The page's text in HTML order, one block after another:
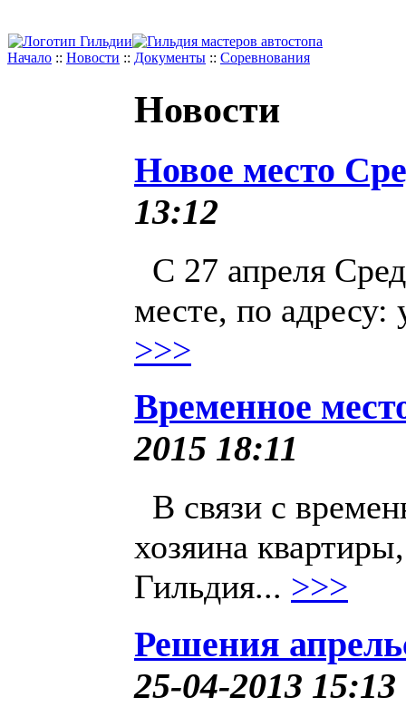
Начало :: Новости :: Документы :: Соревнования
Новости
Новое место
13:12
С 27 апреля
месте, по
>>>
Временное
2015 18:11
В связи с
хозяина
Гильдия... >>>
Решения
25-04-2013 15:13